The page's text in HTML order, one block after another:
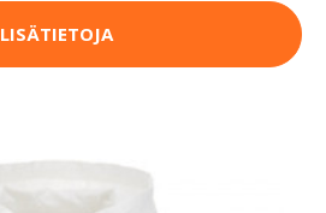
LISÄTIETOJA